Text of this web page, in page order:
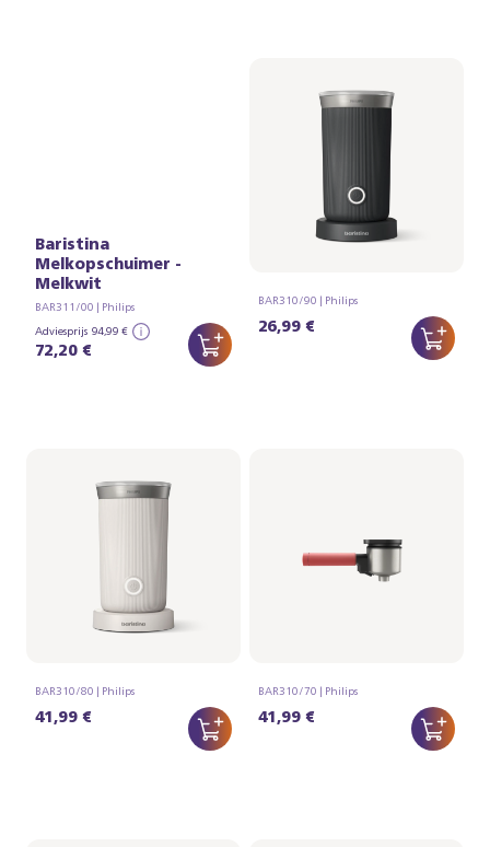
Baristina
Melkopschuimer -
Melkwit
BAR311/00 | Philips
Adviesprijs 94,99 €
72,20 €
Portafilter - Framboos
BAR310/90 | Philips
26,99 €
Portafilter - Essenhout
BAR310/80 | Philips
41,99 €
BAR310/70 | Philips
41,99 €